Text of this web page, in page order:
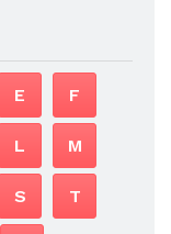
E F
L M
S T